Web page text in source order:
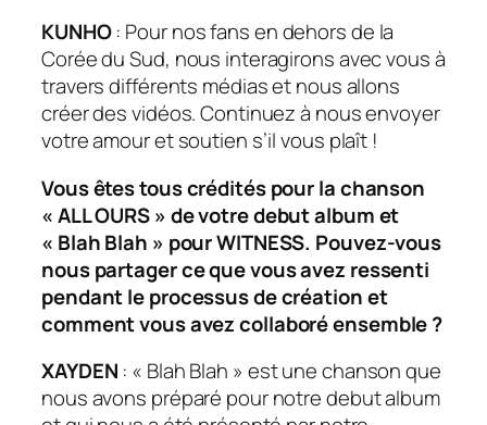
KUNHO: Pour nos fans en dehors de la
Corée du Sud, nous interagirons avec vous à
travers différents médias et nous allons
créer des vidéos. Continuez à nous envoyer
votre amour et soutien s’il vous plaît !
Vous êtes tous crédités pour la chanson
« ALL OURS » de votre debut album et
« Blah Blah » pour WITNESS. Pouvez-vous
nous partager ce que vous avez ressenti
pendant le processus de création et
comment vous avez collaboré ensemble ?
XAYDEN : « Blah Blah » est une chanson que
nous avons préparé pour notredebut album